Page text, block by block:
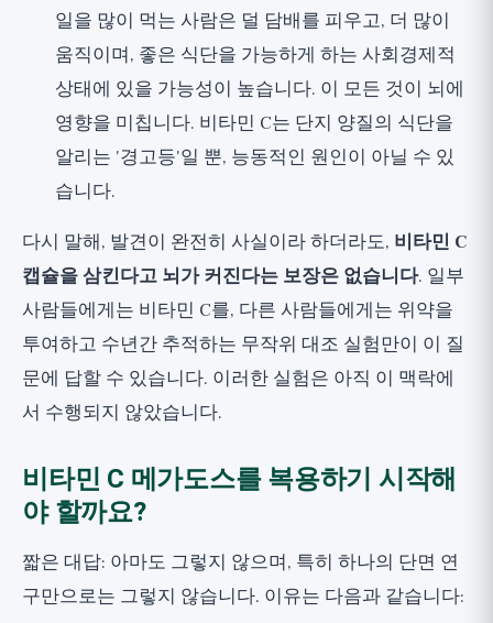
일을 많이 먹는 사람은 덜 담배를 피우고, 더 많이
움직이며, 좋은 식단을 가능하게 하는 사회경제적
상태에 있을 가능성이 높습니다. 이 모든 것이 뇌에
영향을 미칩니다. 비타민 C는 단지 양질의 식단을
알리는 '경고등'일 뿐, 능동적인 원인이 아닐 수 있
습니다.
다시 말해, 발견이 완전히 사실이라 하더라도, 비타민 C
캡슐을 삼킨다고 뇌가 커진다는 보장은 없습니다. 일부
사람들에게는 비타민 C를, 다른 사람들에게는 위약을
투여하고 수년간 추적하는 무작위 대조 실험만이 이 질
문에 답할 수 있습니다. 이러한 실험은 아직 이 맥락에
서 수행되지 않았습니다.
비타민 C 메가도스를 복용하기 시작해
야 할까요?
짧은 대답: 아마도 그렇지 않으며, 특히 하나의 단면 연
구만으로는 그렇지 않습니다. 이유는 다음과 같습니다: